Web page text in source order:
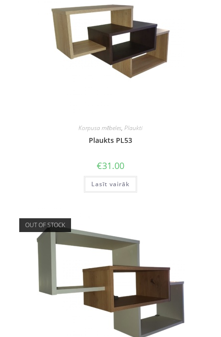
Korpusa mēbeles, Plaukti
Plaukts PL53
€31.00
Lasīt vairāk
OUT OF STOCK